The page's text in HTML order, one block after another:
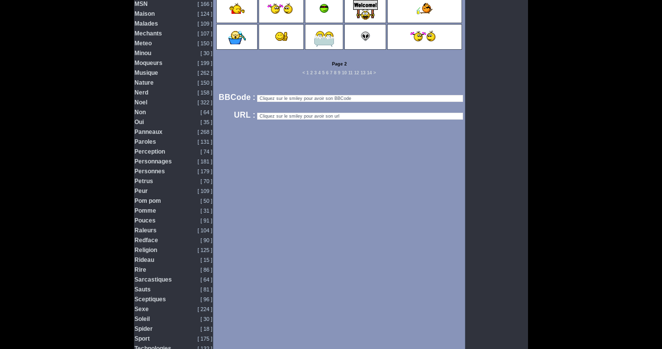
Page 2
< 1 2 3 4 5 6 7 8 9 10 11 12 13 14 >
BBCode :
URL :
MSN [ 166 ]
Maison [ 124 ]
Malades [ 109 ]
Mechants [ 107 ]
Meteo [ 150 ]
Minou [ 30 ]
Moqueurs [ 199 ]
Musique [ 262 ]
Nature [ 150 ]
Nerd [ 158 ]
Noel [ 322 ]
Non [ 64 ]
Oui [ 35 ]
Panneaux [ 268 ]
Paroles [ 131 ]
Perception [ 74 ]
Personnages [ 181 ]
Personnes [ 179 ]
Petrus [ 70 ]
Peur [ 109 ]
Pom pom [ 50 ]
Pomme [ 31 ]
Pouces [ 91 ]
Raleurs [ 104 ]
Redface [ 90 ]
Religion [ 125 ]
Rideau [ 15 ]
Rire [ 86 ]
Sarcastiques [ 64 ]
Sauts [ 81 ]
Sceptiques [ 96 ]
Sexe [ 224 ]
Soleil [ 30 ]
Spider [ 18 ]
Sport [ 175 ]